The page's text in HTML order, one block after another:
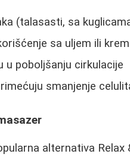
(talasasti, sa
sa uljem ili
u poboljšanju cirkulacije
smanjenje
alternativa